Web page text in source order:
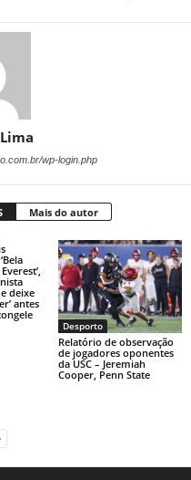
wp-login.php
Mais do autor
deixe
antes
Desporto
Relatório de observação
de jogadores oponentes
da USC – Jeremiah
Cooper, Penn State